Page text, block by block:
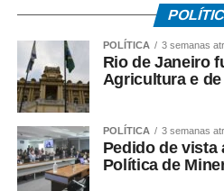
pela amizade e pela
cidade”, declarou a prefeita.
O secretário municipal de
Neves, ressaltou que a
da união de esforços entre
agradeceu o apoio da
Unopar, da Uniasselvi,
POLÍTICA 3 semanas
Rio de Janeiro
Agricultura e de
POLÍTICA 3 semanas
Pedido de vista
Política de